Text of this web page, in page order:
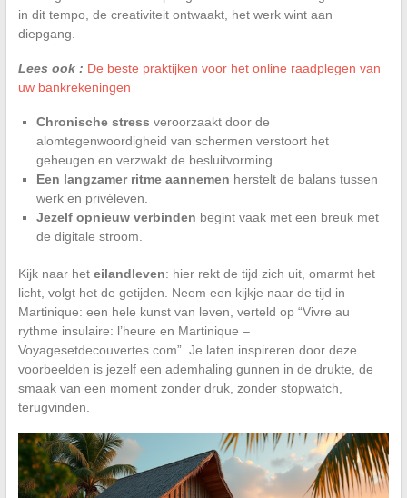
in dit tempo, de creativiteit ontwaakt, het werk wint aan
diepgang.
Lees ook : De beste praktijken voor het online raadplegen van
uw bankrekeningen
Chronische stress veroorzaakt door de
alomtegenwoordigheid van schermen verstoort het
geheugen en verzwakt de besluitvorming.
Een langzamer ritme aannemen herstelt de balans tussen
werk en privéleven.
Jezelf opnieuw verbinden begint vaak met een breuk met
de digitale stroom.
Kijk naar het eilandleven: hier rekt de tijd zich uit, omarmt het
licht, volgt het de getijden. Neem een kijkje naar de tijd in
Martinique: een hele kunst van leven, verteld op “Vivre au
rythme insulaire: l’heure en Martinique –
Voyagesetdecouvertes.com”. Je laten inspireren door deze
voorbeelden is jezelf een ademhaling gunnen in de drukte, de
smaak van een moment zonder druk, zonder stopwatch,
terugvinden.